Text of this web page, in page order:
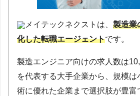
メイテックネクストは、 製造業
化した転職エージェントです。
製造エンジニア向けの求人数は
を代表する大手企業から、規模
術に優れた企業まで選択肢が豊富